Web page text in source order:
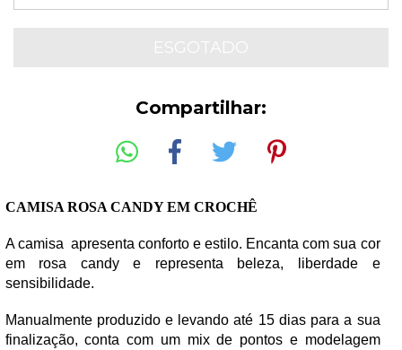
Compartilhar:
CAMISA ROSA CANDY EM CROCHÊ
A camisa  apresenta conforto e estilo. Encanta com sua cor
em rosa candy e representa beleza, liberdade e
sensibilidade.
Manualmente produzido e levando até 15 dias para a sua
finalização, conta com um mix de pontos e modelagem